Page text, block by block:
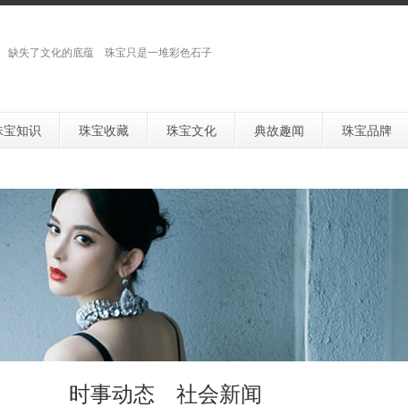
缺失了文化的底蕴 珠宝只是一堆彩色石子
宝知识 珠宝收藏 珠宝文化 典故趣闻 珠宝品牌
时事动态 社会新闻